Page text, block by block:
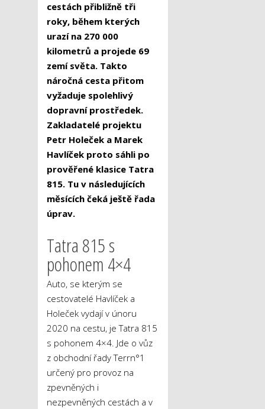
cestách přibližně tři
roky, během kterých
urazí na 270 000
kilometrů a projede 69
zemí světa. Takto
náročná cesta přitom
vyžaduje spolehlivý
dopravní prostředek.
Zakladatelé projektu
Petr Holeček a Marek
Havlíček proto sáhli po
prověřené klasice Tatra
815. Tu v následujících
měsících čeká ještě řada
úprav.
Tatra 815 s
pohonem 4×4
Auto, se kterým se
cestovatelé Havlíček a
Holeček vydají v únoru
2020 na cestu, je Tatra 815
s pohonem 4×4. Jde o vůz
z obchodní řady Terrn°1
určený pro provoz na
zpevněných i
nezpevněných cestách a v